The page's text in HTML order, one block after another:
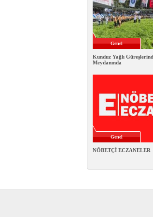
Genel
Kunduz Yağlı
Meydanında
Genel
NÖBETÇİ ECZANELER